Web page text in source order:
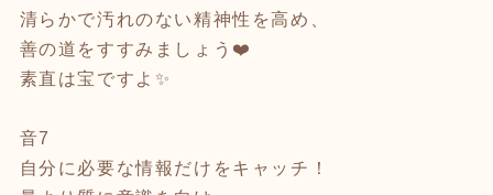
清らかで汚れのない精神性を高め、
善の道をすすみましょう❤️
素直は宝ですよ✨
音7
自分に必要な情報だけをキャッチ！